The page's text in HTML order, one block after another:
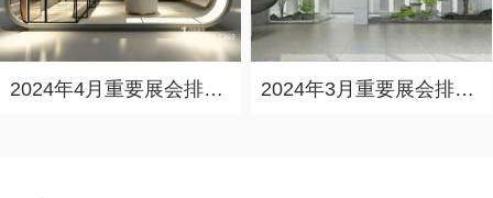
2024年4月重要展会排期信息，展会展台设计搭建公司推荐 2024年3月重要展会排期信息，展台设计搭建公司推荐